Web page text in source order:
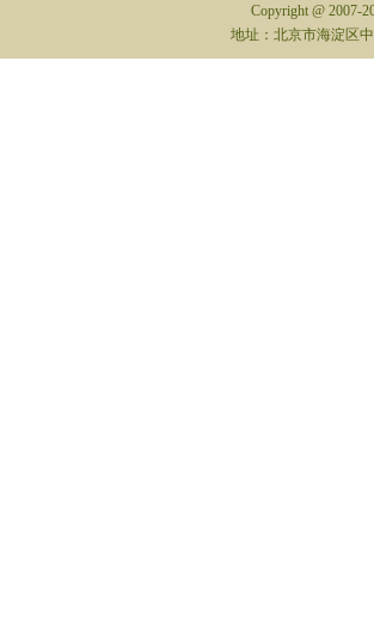
Copyright @ 2007-
地址：北京市海淀区